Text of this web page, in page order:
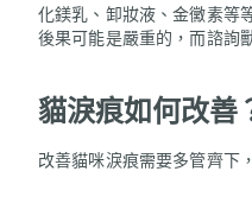
化鎂乳、卸妝液、金黴素等
後果可能是嚴重的，而諮詢
貓淚痕如何改善
改善貓咪淚痕需要多管齊下